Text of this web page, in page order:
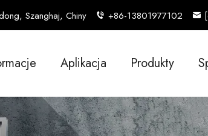
Szanghaj, Chiny +86-13801977102
Aplikacja Produkty